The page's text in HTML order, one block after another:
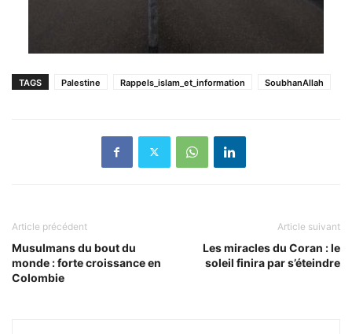
TAGS Palestine Rappels_islam_et_information SoubhanAllah
Article précédent
Musulmans du bout du
monde : forte croissance en
Colombie
Article suivant
Les miracles du Coran : le
soleil finira par s’éteindre